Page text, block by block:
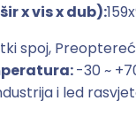
x vis x dub):
spoj,
-30 ~
i led